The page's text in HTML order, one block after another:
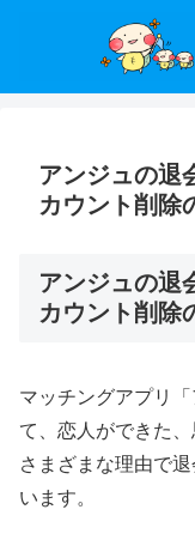
アンジュの退
カウント削除
アンジュの退
カウント削除
マッチングアプリ
て、恋人ができた
さまざまな理由で
います。